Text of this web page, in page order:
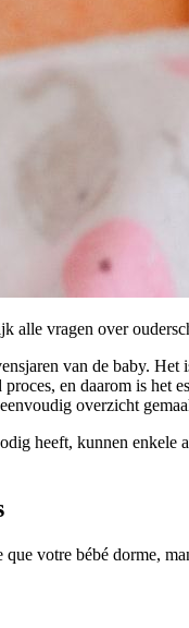
alle vragen over
van de baby.
en daarom is het
overzicht
heeft, kunnen enkele
votre bébé dorme,